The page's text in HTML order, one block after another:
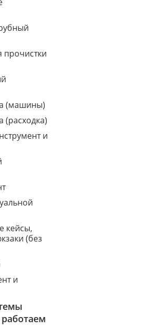
прочистки
(машины)
(расходка)
и
кейсы,
(без
и